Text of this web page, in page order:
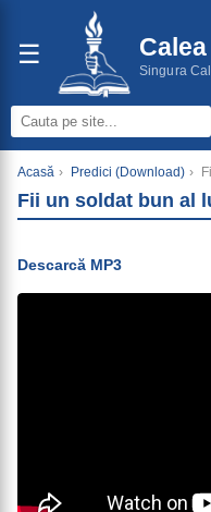
☰
Singura
Acasă › Predici (Download) ›
Fii un soldat bun al
Descarcă MP3